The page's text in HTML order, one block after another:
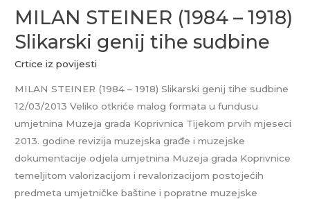
MILAN STEINER (1984 – 1918)
Slikarski genij tihe sudbine
Crtice iz povijesti
MILAN STEINER (1984 – 1918) Slikarski genij tihe sudbine
12/03/2013 Veliko otkriće malog formata u fundusu
umjetnina Muzeja grada Koprivnica Tijekom prvih mjeseci
2013. godine revizija muzejska građe i muzejske
dokumentacije odjela umjetnina Muzeja grada Koprivnice
temeljitom valorizacijom i revalorizacijom postojećih
predmeta umjetničke baštine i popratne muzejske
MILAN
(1984
–
Slikarski